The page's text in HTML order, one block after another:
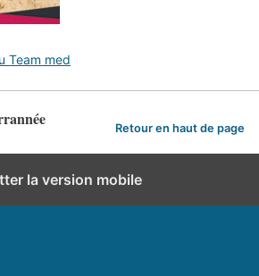
Team med
Retour en haut de page
la version mobile